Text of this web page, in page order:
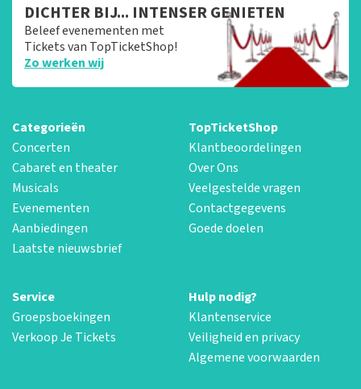
DICHTER BIJ... INTENSER GENIETEN
Beleef evenementen met
Tickets van TopTicketShop!
Zo werken wij
Categorieën
Concerten
Cabaret en theater
Musicals
Evenementen
Aanbiedingen
Laatste nieuwsbrief
TopTicketShop
Klantbeoordelingen
Over Ons
Veelgestelde vragen
Contactgegevens
Goede doelen
Service
Groepsboekingen
Verkoop Je Tickets
Hulp nodig?
Klantenservice
Veiligheid en privacy
Algemene voorwaarden